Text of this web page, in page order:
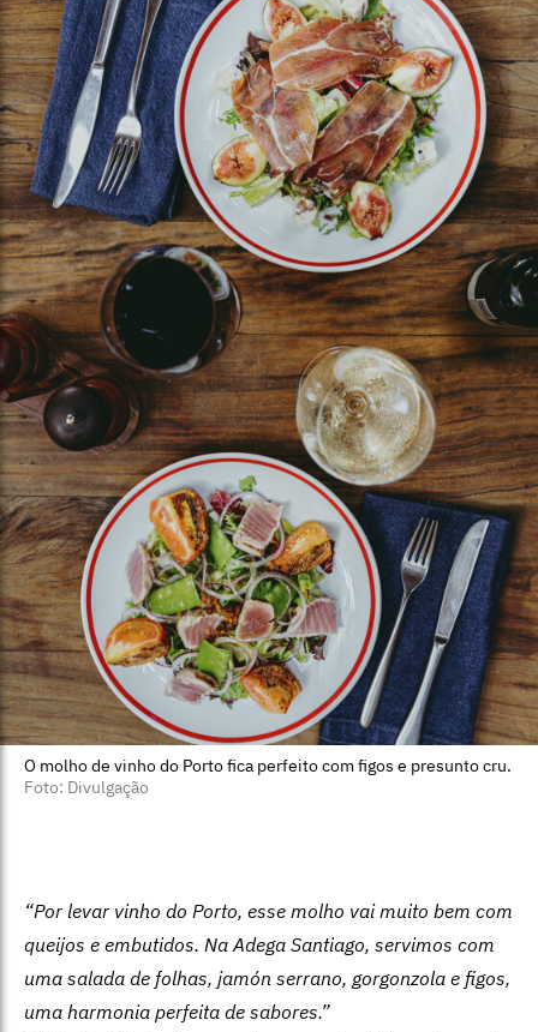
O molho de vinho do Porto fica perfeito com figos e presunto cru.
Foto: Divulgação
“Por levar vinho do Porto, esse molho vai muito bem com
queijos e embutidos. Na Adega Santiago, servimos com
uma salada de folhas, jamón serrano, gorgonzola e figos,
uma harmonia perfeita de sabores.”